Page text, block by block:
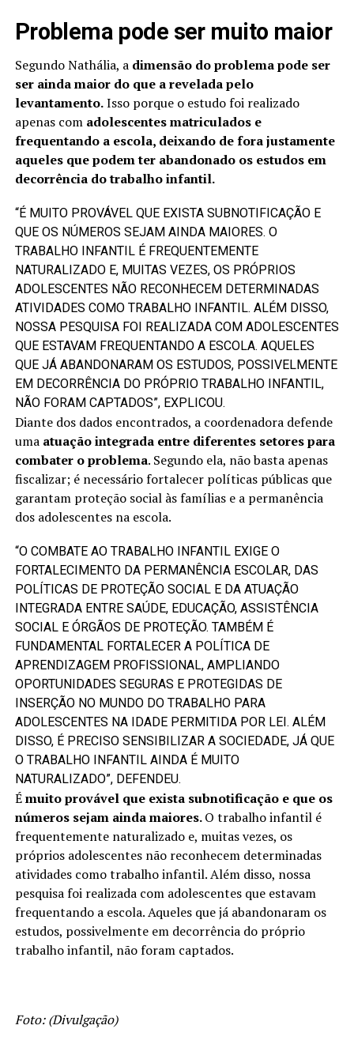
Problema pode ser muito maior
Segundo Nathália, adimensão do problema pode ser
ser ainda maior do que a revelada pelo
levantamento.Isso porque o estudo foi realizado
apenas comadolescentes matriculados e
frequentando a escola, deixando de fora justamente
aqueles que podem ter abandonado os estudos em
decorrência do trabalho infantil.
“É MUITO PROVÁVEL QUE EXISTA SUBNOTIFICAÇÃO E
QUE OS NÚMEROS SEJAM AINDA MAIORES. O
TRABALHO INFANTIL É FREQUENTEMENTE
NATURALIZADO E, MUITAS VEZES, OS PRÓPRIOS
ADOLESCENTES NÃO RECONHECEM DETERMINADAS
ATIVIDADES COMO TRABALHO INFANTIL. ALÉM DISSO,
NOSSA PESQUISA FOI REALIZADA COM ADOLESCENTES
QUE ESTAVAM FREQUENTANDO A ESCOLA. AQUELES
QUE JÁ ABANDONARAM OS ESTUDOS, POSSIVELMENTE
EM DECORRÊNCIA DO PRÓPRIO TRABALHO INFANTIL,
NÃO FORAM CAPTADOS”, EXPLICOU.
Diante dos dados encontrados, a coordenadora defende
umaatuação integrada entre diferentes setores para
combater o problema. Segundo ela, não basta apenas
fiscalizar; é necessário fortalecer políticas públicas que
garantam proteção social às famílias e a permanência
dos adolescentes na escola.
“O COMBATE AO TRABALHO INFANTIL EXIGE O
FORTALECIMENTO DA PERMANÊNCIA ESCOLAR, DAS
POLÍTICAS DE PROTEÇÃO SOCIAL E DA ATUAÇÃO
INTEGRADA ENTRE SAÚDE, EDUCAÇÃO, ASSISTÊNCIA
SOCIAL E ÓRGÃOS DE PROTEÇÃO. TAMBÉM É
FUNDAMENTAL FORTALECER A POLÍTICA DE
APRENDIZAGEM PROFISSIONAL, AMPLIANDO
OPORTUNIDADES SEGURAS E PROTEGIDAS DE
INSERÇÃO NO MUNDO DO TRABALHO PARA
ADOLESCENTES NA IDADE PERMITIDA POR LEI. ALÉM
DISSO, É PRECISO SENSIBILIZAR A SOCIEDADE, JÁ QUE
O TRABALHO INFANTIL AINDA É MUITO
NATURALIZADO”, DEFENDEU.
Émuito provável que exista subnotificação e que os
números sejam ainda maiores.O trabalho infantil é
frequentemente naturalizado e, muitas vezes, os
próprios adolescentes não reconhecem determinadas
atividades como trabalho infantil. Além disso, nossa
pesquisa foi realizada com adolescentes que estavam
frequentando a escola. Aqueles que já abandonaram os
estudos, possivelmente em decorrência do próprio
trabalho infantil, não foram captados.
Foto: (Divulgação)